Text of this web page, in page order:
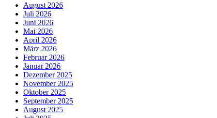
August 2026
Juli 2026
Juni 2026
Mai 2026
April 2026
März 2026
Februar 2026
Januar 2026
Dezember 2025
November 2025
Oktober 2025
September 2025
August 2025